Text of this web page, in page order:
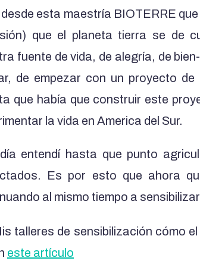
esta maestría BIOTERRE
que el planeta tierra se de
fuente de vida, de alegría, de
de empezar con un proyecto
que había que construir este
la vida en America del Sur.
entendí hasta que punto
Es por esto que ahora
al mismo tiempo a
talleres de sensibilización cómo
este artículo